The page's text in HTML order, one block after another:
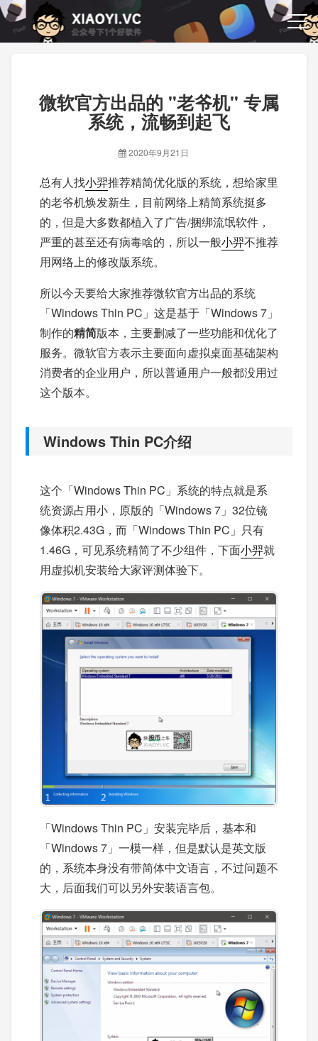
微软官方出品的 "老爷机" 专属
系统，流畅到起飞
2020年9月21日
总有人找小羿推荐精简优化版的系统，想给家里
的老爷机焕发新生，目前网络上精简系统挺多
的，但是大多数都植入了广告/捆绑流氓软件，
严重的甚至还有病毒啥的，所以一般小羿不推荐
用网络上的修改版系统。
所以今天要给大家推荐微软官方出品的系统
「Windows Thin PC」这是基于「Windows 7」
制作的精简版本，主要删减了一些功能和优化了
服务。微软官方表示主要面向虚拟桌面基础架构
消费者的企业用户，所以普通用户一般都没用过
这个版本。
Windows Thin PC介绍
这个「Windows Thin PC」系统的特点就是系
统资源占用小，原版的「Windows 7」32位镜
像体积2.43G，而「Windows Thin PC」只有
1.46G，可见系统精简了不少组件，下面小羿就
用虚拟机安装给大家评测体验下。
「Windows Thin PC」安装完毕后，基本和
「Windows 7」一模一样，但是默认是英文版
的，系统本身没有带简体中文语言，不过问题不
大，后面我们可以另外安装语言包。